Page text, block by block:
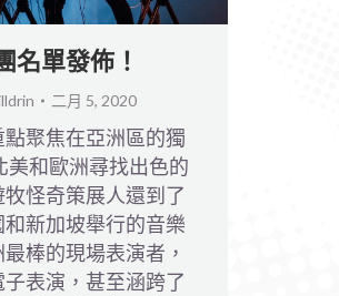
名單發佈！
二月 5, 2020
聚焦在亞洲區的獨
美和歐洲尋找出色的
怪奇策展人還到了
新加坡舉行的音樂
棒的現場表演者，
表演，甚至涵跨了